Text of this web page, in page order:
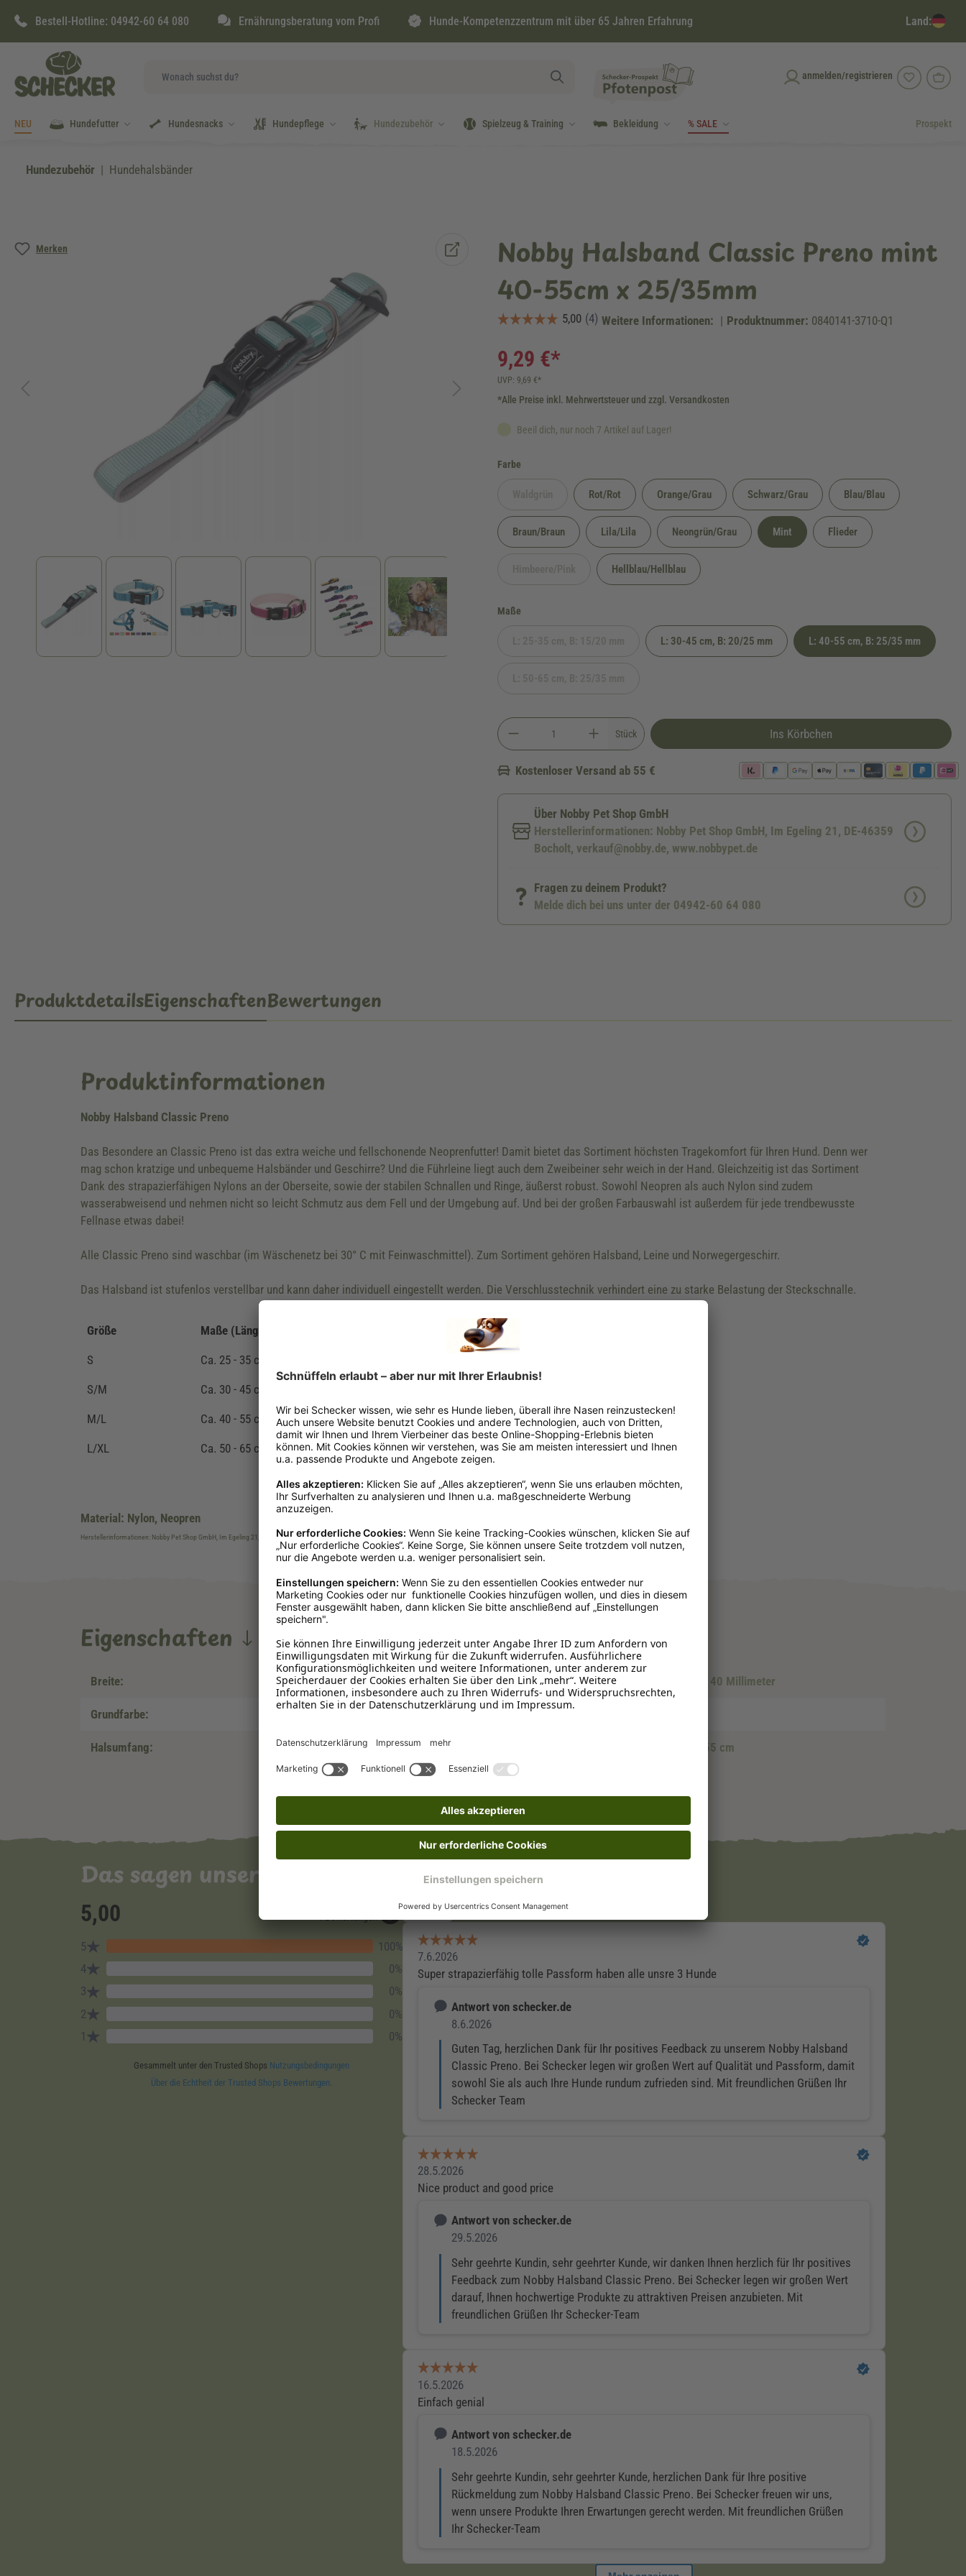
Zur Hauptnavigation springen
Bestell-Hotline: 04942-60 64 080 Ernährungsberatung vom Profi Hunde-Kompetenzzentrum mit über 65 Jahren Erfahrung Land:
anmelden/registrieren
NEU Hundefutter Hundesnacks Hundepflege Hundezubehör Spielzeug & Training Bekleidung % SALE Prospekt
Hundezubehör Hundehalsbänder
Merken
Bildergalerie überspringen
Nobby Halsband Classic Preno mint
40-55cm x 25/35mm
Weitere Informationen: | Produktnummer: 0840141-3710-Q1
9,29 €*
UVP: 9,69 €*
*Alle Preise inkl. Mehrwertsteuer und zzgl. Versandkosten
Beeil dich, nur noch 7 Artikel auf Lager!
Farbe
(Diese Option ist zurzeit nicht verfügbar.)
Rot/Rot Orange/Grau Schwarz/Grau Blau/Blau
Braun/Braun Lila/Lila Neongrün/Grau Mint Flieder
(Diese Option ist zurzeit nicht verfügbar.)
Hellblau/Hellblau
Maße
(Diese Option ist zurzeit nicht verfügbar.)L: 30-45 cm, B: 20/25 mm L: 40-55 cm, B: 25/35 mm
Stück Ins Körbchen
Kostenloser Versand ab 55 €
Über Nobby Pet Shop GmbH
Herstellerinformationen: Nobby Pet Shop GmbH, Im Egeling 21, DE-46359
Bocholt, verkauf@nobby.de, www.nobbypet.de
Fragen zu deinem Produkt?
Melde dich bei uns unter der 04942-60 64 080
ProduktdetailsEigenschaftenBewertungen
Produktinformationen
Nobby Halsband Classic Preno
Das Besondere an Classic Preno ist das extra weiche und fellschonende Neoprenfutter! Damit bietet das Sortiment höchsten Tragekomfort für Ihren Hund. Denn wer
mag schon kratzige und unbequeme Halsbänder und Geschirre? Und die Führleine liegt auch dem Zweibeiner sehr weich in der Hand. Gleichzeitig ist das Sortiment
Dank des strapazierfähigen Nylons an der Oberseite, sowie der stabilen Schnallen und Ringe, äußerst robust. Sowohl Neopren als auch Nylon sind zudem
wasserabweisend und nehmen nicht so leicht Schmutz aus dem Fell und der Umgebung auf. Und bei der großen Farbauswahl ist außerdem für jede trendbewusste
Fellnase etwas dabei!
Alle Classic Preno sind waschbar (im Wäschenetz bei 30° C mit Feinwaschmittel). Zum Sortiment gehören Halsband, Leine und Norwegergeschirr.
Das Halsband ist stufenlos verstellbar und kann daher individuell eingestellt werden. Die Verschlusstechnik verhindert eine zu starke Belastung der Steckschnalle.
Größe Maße (Länge x Breite)
S Ca. 25 - 35 cm x 15/20 mm
S/M Ca. 30 - 45 cm x 20/25 mm
M/L Ca. 40 - 55 cm x 25/35 mm Ca. von 29 bis 48 cm
L/XL Ca. 50 - 65 cm x 25/35 mm Ca. von 32 bis 57 cm
Material: Nylon, Neopren
Herstellerinformationen: Nobby Pet Shop GmbH, Im Egeling 21, DE-46359 Bocholt, verkauf@nobby.de, www.nobbypet.de
Eigenschaften
Breite: 25 - 30 Millimeter, 30 - 35 Millimeter , 35 - 40 Millimeter
Grundfarbe:
Halsumfang: , 50 - 55 cm
Das sagen unsere Kunden